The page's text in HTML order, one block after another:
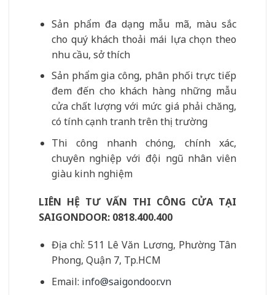
Sản phẩm đa dạng mẫu mã, màu sắc
cho quý khách thoải mái lựa chọn theo
nhu cầu, sở thích
Sản phẩm gia công, phân phối trực tiếp
đem đến cho khách hàng những mẫu
cửa chất lượng với mức giá phải chăng,
có tính cạnh tranh trên thị trường
Thi công nhanh chóng, chính xác,
chuyên nghiệp với đội ngũ nhân viên
giàu kinh nghiệm
LIÊN HỆ TƯ VẤN THI CÔNG CỬA TẠI
SAIGONDOOR: 0818.400.400
Địa chỉ: 511 Lê Văn Lương, Phường Tân
Phong, Quận 7, Tp.HCM
Email: info@saigondoor.vn